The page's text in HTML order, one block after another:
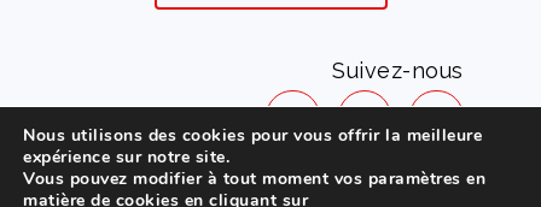
Suivez-nous
Mentions légales
Nous utilisons des cookies pour vous offrir la meilleure
expérience sur notre site.
Vous pouvez modifier à tout moment vos paramètres en
matière de cookies en cliquant sur